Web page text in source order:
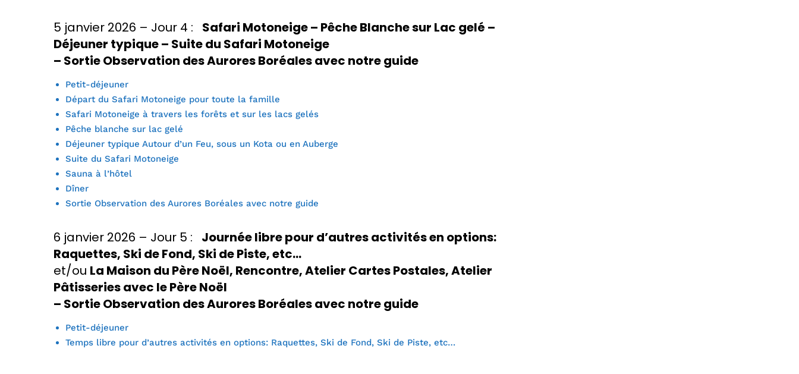
5 janvier 2026 – Jour 4 : Safari Motoneige – Pêche Blanche sur Lac gelé –
Déjeuner typique – Suite du Safari Motoneige
– Sortie Observation des Aurores Boréales avec notre guide
Petit-déjeuner
Départ du Safari Motoneige pour toute la famille
Safari Motoneige à travers les forêts et sur les lacs gelés
Pêche blanche sur lac gelé
Déjeuner typique Autour d’un Feu, sous un Kota ou en Auberge
Suite du Safari Motoneige
Sauna à l’hôtel
Dîner
Sortie Observation des Aurores Boréales avec notre guide
6 janvier 2026 – Jour 5 : Journée libre pour d’autres activités en options:
Raquettes, Ski de Fond, Ski de Piste, etc…
et/ou La Maison du Père Noël, Rencontre, Atelier Cartes Postales, Atelier
Pâtisseries avec le Père Noël
– Sortie Observation des Aurores Boréales avec notre guide
Petit-déjeuner
Temps libre pour d’autres activités en options: Raquettes, Ski de Fond, Ski de Piste, etc…